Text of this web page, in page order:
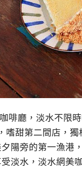
啡廳，淡水不限
，嗜甜第二間店，
陽旁的第一漁港
淡水，淡水網美